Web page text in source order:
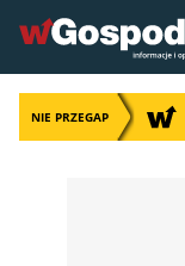
NIE PRZEGAP